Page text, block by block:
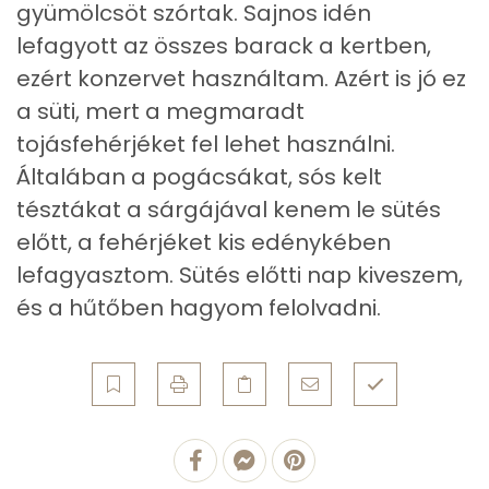
Összesen 162.3 g
Vitaminok
Összesen
A vitamin (RAE):
B6 vitamin:
0 mg
B12 Vitamin:
0 micro
C vitamin:
gyümölcsöt szórtak. Sajnos idén
lefagyott az összes barack a kertben,
ezért konzervet használtam. Azért is jó ez
a süti, mert a megmaradt
tojásfehérjéket fel lehet használni.
Általában a pogácsákat, sós kelt
tésztákat a sárgájával kenem le sütés
előtt, a fehérjéket kis edénykében
lefagyasztom. Sütés előtti nap kiveszem,
és a hűtőben hagyom felolvadni.